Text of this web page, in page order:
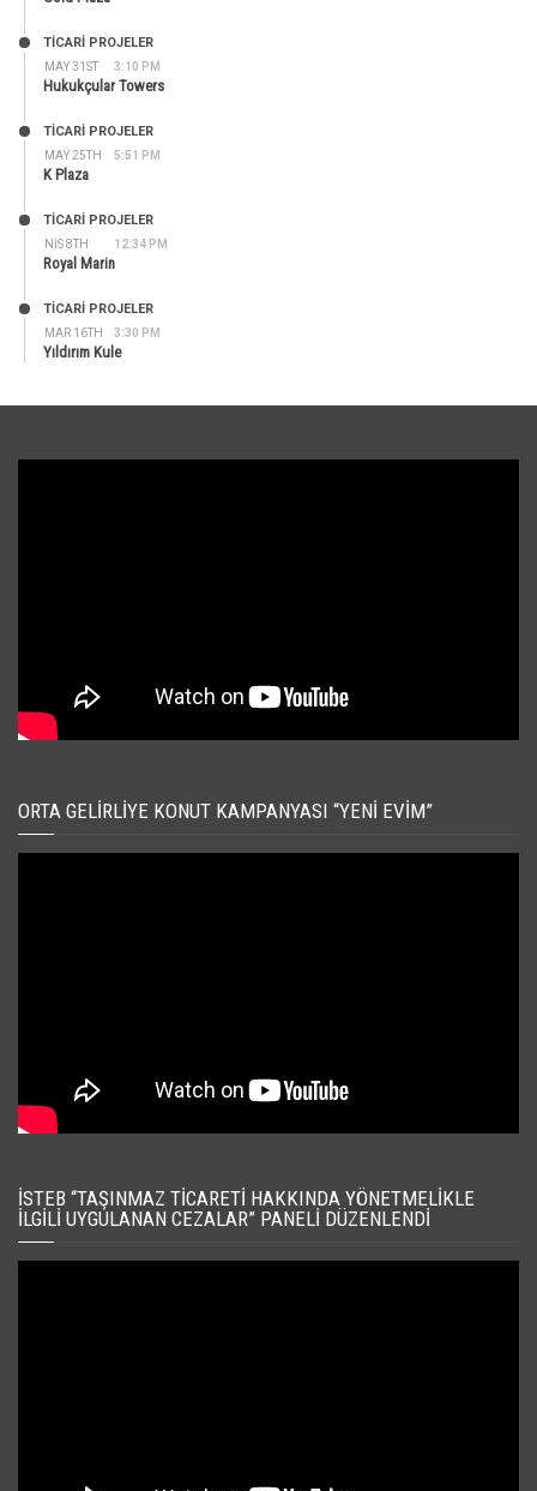
MAY 31ST 3:10 PM
TİCARİ PROJELER
Hukukçular Towers
MAY 25TH 5:51 PM
TİCARİ PROJELER
K Plaza
NIS 8TH 12:34 PM
TİCARİ PROJELER
Royal Marin
MAR 16TH 3:30 PM
TİCARİ PROJELER
Yıldırım Kule
ORTA GELIRLIYE KONUT KAMPANYASI “YENI EVIM”
İSTEB “TAŞINMAZ TICARETI HAKKINDA YÖNETMELIKLE
İLGILI UYGULANAN CEZALAR” PANELI DÜZENLENDI